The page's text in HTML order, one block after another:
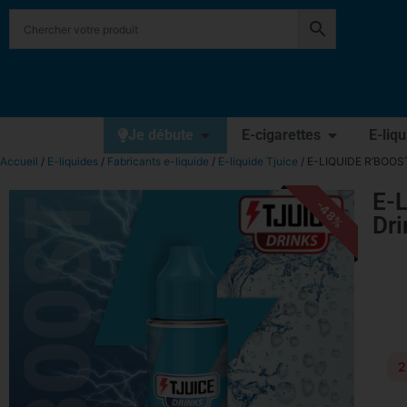
Je débute E-cigarettes E-
Accueil / E-liquides / Fabricants e-liquide / E-liquide Tjuice / E-LIQUIDE
-48%
E-
2